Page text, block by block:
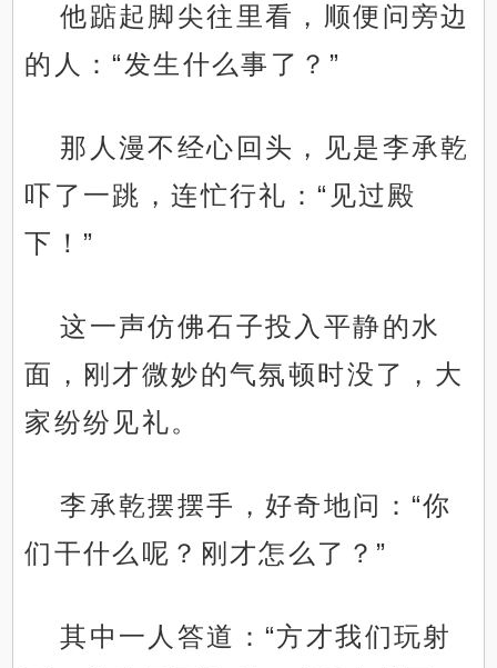
他踮起脚尖往里看，顺便问旁边
的人：“发生什么事了？”
那人漫不经心回头，见是李承乾
吓了一跳，连忙行礼：“见过殿
下！”
这一声仿佛石子投入平静的水
面，刚才微妙的气氛顿时没了，大
家纷纷见礼。
李承乾摆摆手，好奇地问：“你
们干什么呢？刚才怎么了？”
其中一人答道：“方才我们玩射